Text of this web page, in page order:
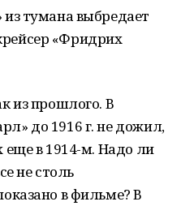
из тумана выбредает
«Фридрих
из прошлого. В
до 1916 г. не дожил,
еще в 1914-м. Надо ли
не столь
в фильме? В